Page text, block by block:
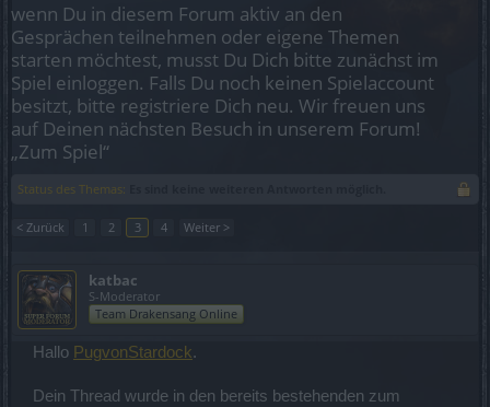
wenn Du in diesem Forum aktiv an den
Gesprächen teilnehmen oder eigene Themen
starten möchtest, musst Du Dich bitte zunächst im
Spiel einloggen. Falls Du noch keinen Spielaccount
besitzt, bitte registriere Dich neu. Wir freuen uns
auf Deinen nächsten Besuch in unserem Forum!
„Zum Spiel“
Status des Themas:
< Zurück 1 2 3 4 Weiter >
katbac
S-Moderator
Team Drakensang Online
Hallo PugvonStardock.
Dein Thread wurde in den bereits bestehenden zum